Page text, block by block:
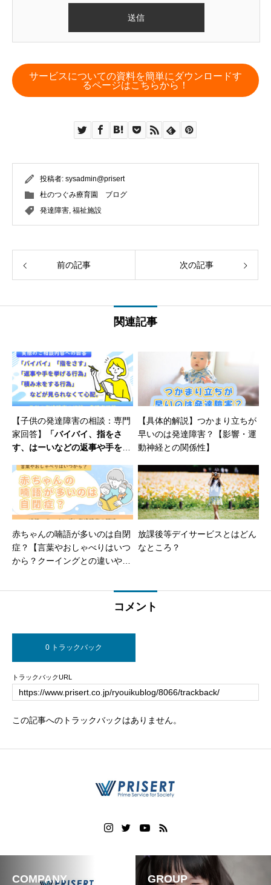
サービスについての資料を簡単にダウンロードす
るページはこちらから！
投稿者: sysadmin@prisert
杜のつぐみ療育園 ブログ
発達障害, 福祉施設
前の記事 次の記事
関連記事
【子供の発達障害の相談：専門
家回答】
「バイバイ、指をさ
す、はーいなどの返事や手を挙
などが見られない。【1歳3ヶ月
の男の子】
【具体的解説】つかまり立ちが
早いのは発達障害？【影響・運
動神経との関係性】
赤ちゃんの喃語が多いのは自閉
症？【言葉やおしゃべりはいつ
から？クーイングとの違いや発
放課後等デイサービスとはどん
なところ？
コメント
0 トラックバック
トラックバックURL
この記事へのトラックバックはありません。
COMPANY GROUP